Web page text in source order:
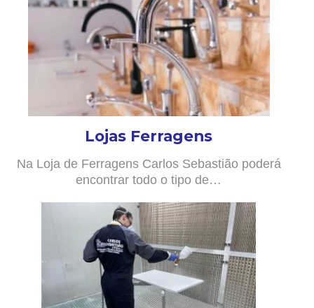
Lojas Ferragens
Na Loja de Ferragens Carlos Sebastião poderá
encontrar todo o tipo de…